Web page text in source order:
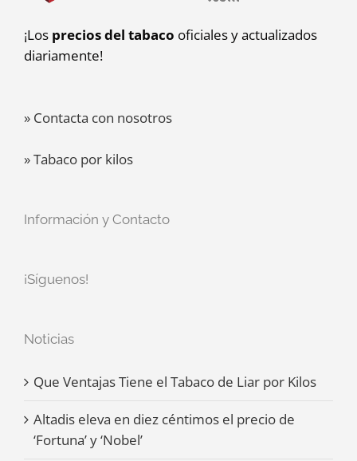
¡Los precios del tabaco oficiales y actualizados
diariamente!
» Contacta con nosotros
» Tabaco por kilos
Información y Contacto
¡Síguenos!
Noticias
Que Ventajas Tiene el Tabaco de Liar por Kilos
Altadis eleva en diez céntimos el precio de
‘Fortuna’ y ‘Nobel’